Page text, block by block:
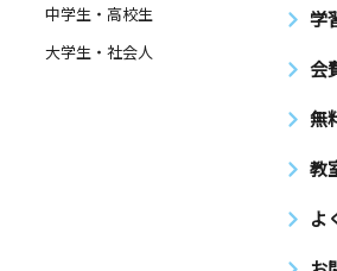
中学生・高校生
大学生・社会人
学
会
無
教
よ